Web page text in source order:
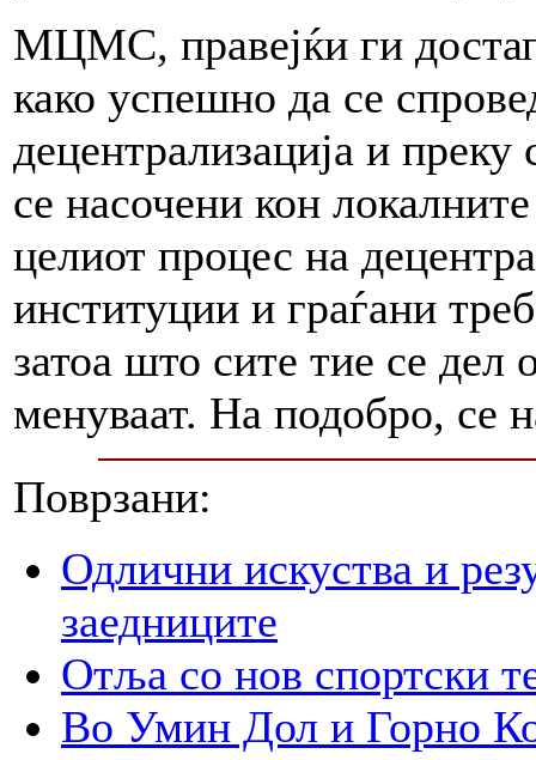
МЦМС, правејќи ги
како успешно да се
децентрализација и
се насочени кон
целиот процес на
институции и граѓани
затоа што сите тие се дел
менуваат. На подобро, се
Поврзани:
Одлични искуства и
заедниците
Отља со нов спортски
Во Умин Дол и Горно